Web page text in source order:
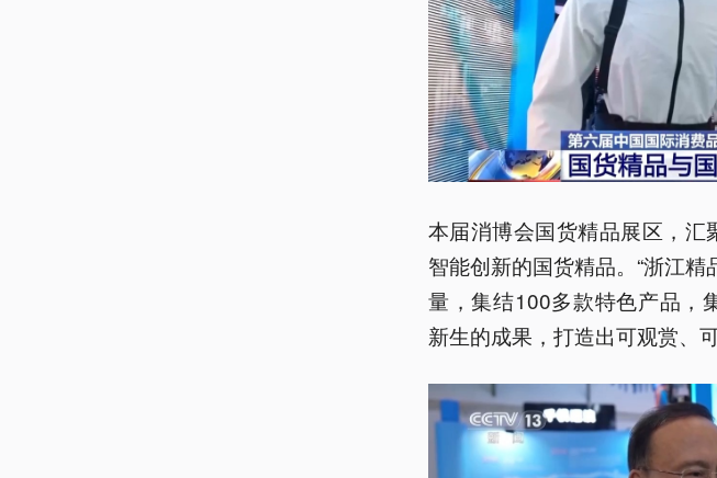
本届消博会国货精品展区，汇
智能创新的国货精品。“浙江
量，集结100多款特色产品，
新生的成果，打造出可观赏、